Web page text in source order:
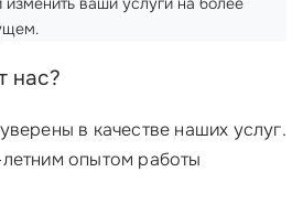
нас?
в качестве наших услуг.
опытом работы